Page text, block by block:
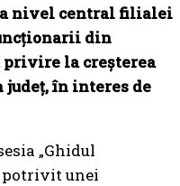
nivel central filialei
din
la creșterea
în interes de
„Ghidul
potrivit unei